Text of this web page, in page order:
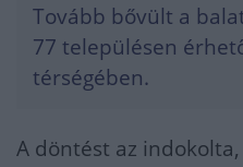
Tovább bővült a
77 településen
térségében.
A döntést az